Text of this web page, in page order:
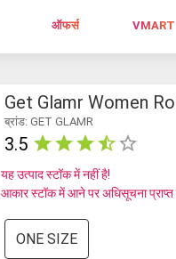
ऑफर्स VMART
Get Glamr Women
ब्रांड: GET GLAMR
3.5
यह उत्पाद स्टॉक में नहीं है!
आकार स्टॉक में आने पर अधिसूचना
ONE SIZE